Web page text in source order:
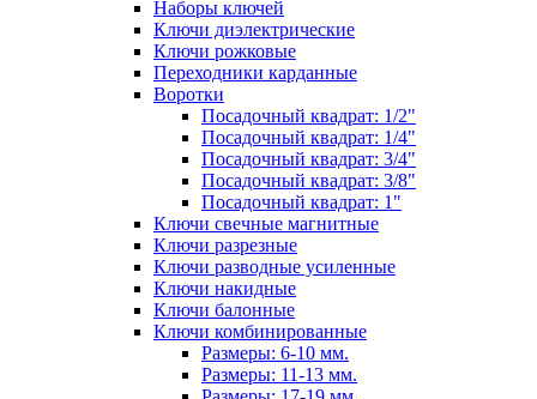
Наборы ключей
Ключи диэлектрические
Ключи рожковые
Переходники карданные
Воротки
Посадочный квадрат: 1/2"
Посадочный квадрат: 1/4"
Посадочный квадрат: 3/4"
Посадочный квадрат: 3/8"
Посадочный квадрат: 1"
Ключи свечные магнитные
Ключи разрезные
Ключи разводные усиленные
Ключи накидные
Ключи балонные
Ключи комбинированные
Размеры: 6-10 мм.
Размеры: 11-13 мм.